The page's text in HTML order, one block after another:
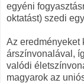
egyéni
oktatást) szedi
Az eredményeket
árszínvonalával,
valódi
magyarok az